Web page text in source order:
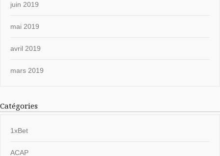
juin 2019
mai 2019
avril 2019
mars 2019
Catégories
1xBet
ACAP